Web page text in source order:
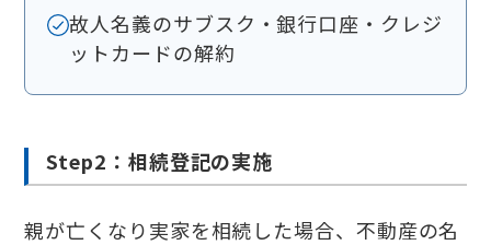
故人名義のサブスク・銀行口座・クレジ
ットカードの解約
Step2：相続登記の実施
親が亡くなり実家を相続した場合、不動産の名